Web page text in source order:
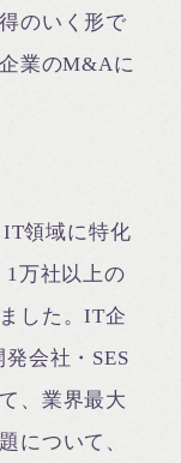
のいく形で
業のM&Aに
領域に特化
万社以上の
した。IT企
会社・SES
、業界最大
について、